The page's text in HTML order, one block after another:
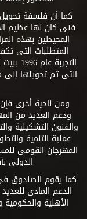
كما أن فلسفة تحويل
فنى كان لها عظيم
المحيطين بهذه
المتطلبات التى
ومن ناحية أخرى
ودعم العديد من
والفنون التشكيلية
عملية التنمية
المهرجان القومى
الدولى
كما يقوم الصندوق
الدعم المادى
الأهلية